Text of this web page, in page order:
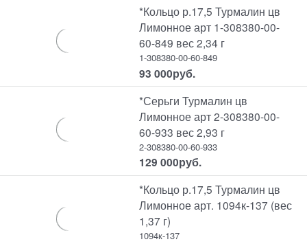
*Кольцо р.17,5 Турмалин цв
Лимонное арт 1-308380-00-
60-849 вес 2,34 г
1-308380-00-60-849
93 000руб.
*Серьги Турмалин цв
Лимонное арт 2-308380-00-
60-933 вес 2,93 г
2-308380-00-60-933
129 000руб.
*Кольцо р.17,5 Турмалин цв
Лимонное арт. 1094к-137 (вес
1,37 г)
1094к-137